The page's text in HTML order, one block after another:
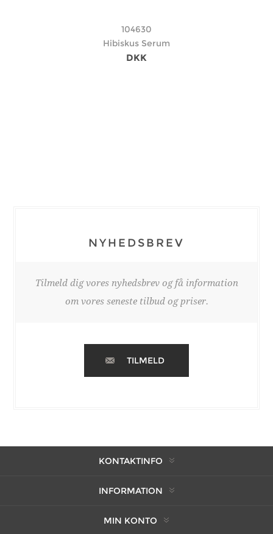
104630
Hibiskus Serum
DKK
NYHEDSBREV
Tilmeld dig vores nyhedsbrev og få information
om vores seneste tilbud og priser.
TILMELD
KONTAKTINFO
INFORMATION
MIN KONTO